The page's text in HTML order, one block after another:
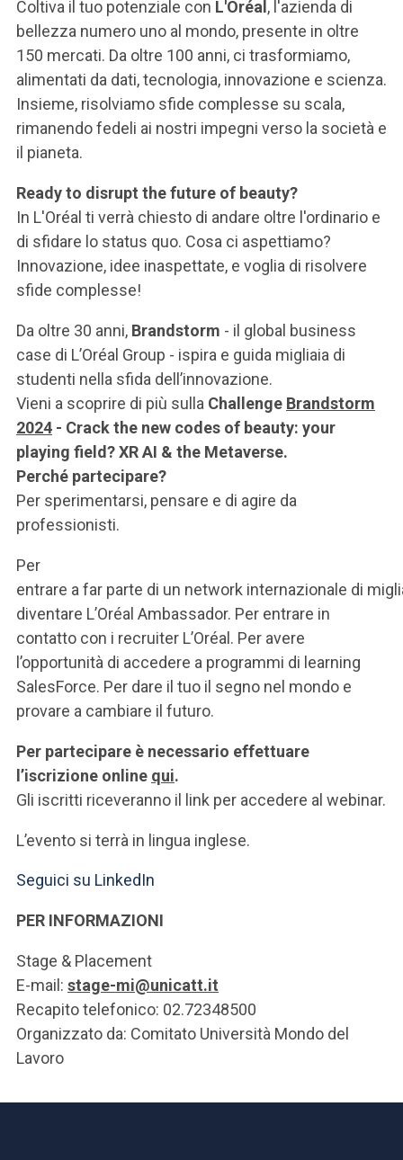
SEI UN DOCENTE O UN MEMBRO DELLO STAFF
ACCEDI A CLOUDMAIL
Coltiva il tuo potenziale con L'Oréal , l'azienda di
bellezza numero uno al mondo, presente in oltre
150 mercati. Da oltre 100 anni, ci trasformiamo,
alimentati da dati, tecnologia, innovazione e scienza.
Insieme, risolviamo sfide complesse su scala,
rimanendo fedeli ai nostri impegni verso la società e
il pianeta.
Ready to disrupt the future of beauty?
In L'Oréal ti verrà chiesto di andare oltre l'ordinario e
di sfidare lo status quo. Cosa ci aspettiamo?
Innovazione, idee inaspettate, e voglia di risolvere
sfide complesse!
Da oltre 30 anni, Brandstorm - il global business
case di L’Oréal Group - ispira e guida migliaia di
studenti nella sfida dell’innovazione.
Vieni a scoprire di più sulla Challenge Brandstorm
2024 - Crack the new codes of beauty: your
playing field? XR AI & the Metaverse.
Perché partecipare?
Per sperimentarsi, pensare e di agire da
professionisti.
Per
entrare a far parte di un network internazionale di
diventare L’Oréal Ambassador. Per entrare in
contatto con i recruiter L’Oréal. Per avere
l’opportunità di accedere a programmi di learning
SalesForce. Per dare il tuo il segno nel mondo e
provare a cambiare il futuro.
Per partecipare è necessario effettuare
l’iscrizione online qui.
Gli iscritti riceveranno il link per accedere al webinar.
L’evento si terrà in lingua inglese.
Seguici su LinkedIn
PER INFORMAZIONI
Stage & Placement
E-mail: stage-mi@unicatt.it
Recapito telefonico: 02.72348500
Organizzato da: Comitato Università Mondo del
Lavoro